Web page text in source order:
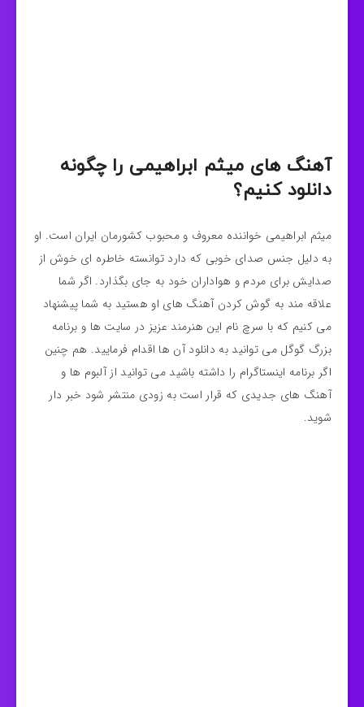
آهنگ های میثم ابراهیمی را چگونه
دانلود کنیم؟
میثم ابراهیمی خواننده معروف و محبوب کشورمان ایران است. او
به دلیل جنس صدای خوبی که دارد توانسته خاطره ای خوش از
صدایش برای مردم و هواداران خود به جای بگذارد. اگر شما
علاقه مند به گوش کردن آهنگ های او هستید به شما پیشنهاد
می کنیم که با سرچ نام این هنرمند عزیز در سایت ها و برنامه
بزرگ گوگل می توانید به دانلود آن ها اقدام فرمایید. هم چنین
اگر برنامه اینستاگرام را داشته باشید می توانید از آلبوم ها و
آهنگ های جدیدی که قرار است به زودی منتشر شود خبر دار
شوید.